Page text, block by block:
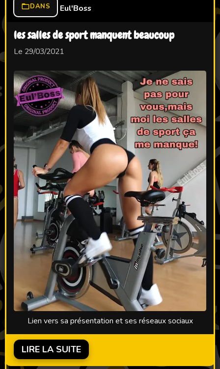
DANS Eul'Boss
les salles de sport manquent beaucoup
Le 29/03/2021
Lien vers sa présentation et ses réseaux sociaux
LIRE LA SUITE